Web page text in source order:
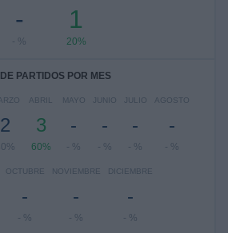
-
- %
1
20%
DE PARTIDOS POR MES
2
ABRIL
3
60%
MAYO
-
- %
JUNIO
-
- %
JULIO
-
- %
AGOSTO
-
- %
OCTUBRE
-
- %
NOVIEMBRE
-
- %
DICIEMBRE
-
- %